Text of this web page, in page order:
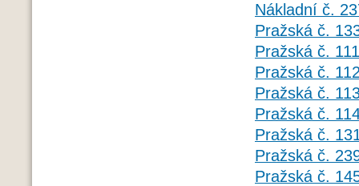
Nákladní č.
Pražská č.
Pražská č. 111
Pražská č.
Pražská č.
Pražská č.
Pražská č.
Pražská č.
Pražská č.